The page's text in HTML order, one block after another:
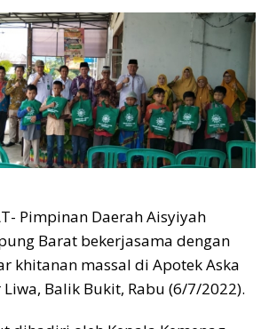
Pimpinan Daerah Aisyiyah
Barat bekerjasama dengan
khitanan massal di Apotek Aska
Balik Bukit, Rabu (6/7/2022).